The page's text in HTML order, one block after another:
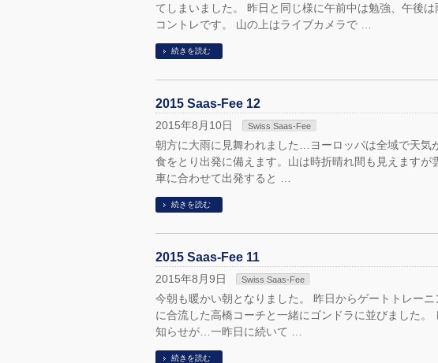
てしまいました。 昨日と同じ様に午前中は勉強、午後
コントレです。 山の上はライブカメラで …
続きを読む
2015 Saas-Fee 12
2015年8月10日 Swiss Saas-Fee
朝方に大雨に見舞われました…ヨーロッパは全域で天気
食をとり出発に備えます。山は時折晴れ間も見えます
車に合わせて出発すると …
続きを読む
2015 Saas-Fee 11
2015年8月9日 Swiss Saas-Fee
今朝も暖かい朝となりました。 昨日からゲートトレー
に合流した高橋コーチと一緒にゴンドラに並びました
知らせが…一昨日に続いて …
続きを読む